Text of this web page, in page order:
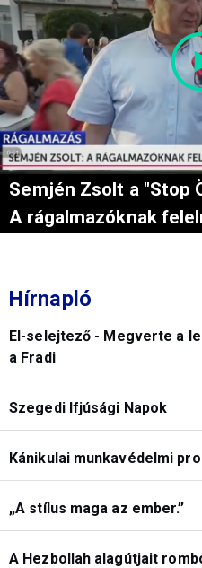
Semjén Zsolt a "Stop
A rágalmazóknak
Hírnapló
El-selejtező - Megverte a
a Fradi
Szegedi Ifjúsági Napok
Kánikulai munkavédelmi
„A stílus maga az ember.”
A Hezbollah alagútjait